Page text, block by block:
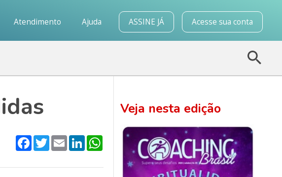
Atendimento Ajuda ASSINE JÁ Acesse sua conta
Facebook
TwitterEmailLinkedInWhatsApp
Veja nesta edição